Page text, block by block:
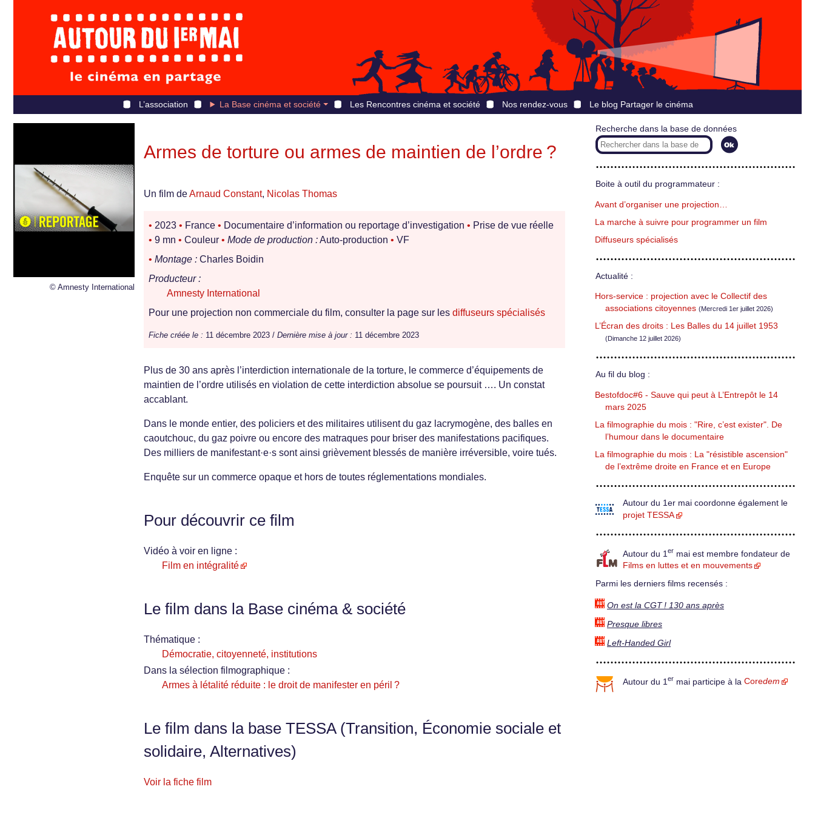
L’association La Base cinéma et société Les Rencontres cinéma et société Nos rendez-vous Le blog Partager le cinéma
© Amnesty International
Armes de torture ou armes de maintien de l’ordre ?
Un film deArnaud Constant, Nicolas Thomas
• 2023 • France • Documentaire d’information ou reportage d’investigation • Prise de vue réelle
• 9 mn • Couleur • Mode de production :Auto-production • VF
• Montage : Charles Boidin
Producteur :
Amnesty International
Pour une projection non commerciale du film, consulter la page sur les diffuseurs spécialisés
Fiche créée le : 11 décembre 2023 / Dernière mise à jour : 11 décembre 2023
Plus de 30 ans après l’interdiction internationale de la torture, le commerce d’équipements de
maintien de l’ordre utilisés en violation de cette interdiction absolue se poursuit …. Un constat
accablant.
Dans le monde entier, des policiers et des militaires utilisent du gaz lacrymogène, des balles en
caoutchouc, du gaz poivre ou encore des matraques pour briser des manifestations pacifiques.
Des milliers de manifestant·e·s sont ainsi grièvement blessés de manière irréversible, voire tués.
Enquête sur un commerce opaque et hors de toutes réglementations mondiales.
Pour découvrir ce film
Vidéo à voir en ligne :
Film en intégralité
Le film dans la Base cinéma & société
Thématique :
Démocratie, citoyenneté, institutions
Dans la sélection filmographique :
Armes à létalité réduite : le droit de manifester en péril ?
Le film dans la base TESSA (Transition, Économie sociale et
solidaire, Alternatives)
Voir la fiche film
Recherche dans la base de données
Boite à outil du programmateur :
Avant d’organiser une projection…
La marche à suivre pour programmer un film
Diffuseurs spécialisés
Actualité :
Hors-service : projection avec le Collectif des
associations citoyennes (Mercredi 1er juillet 2026)
L’Écran des droits : Les Balles du 14 juillet 1953
(Dimanche 12 juillet 2026)
Au fil du blog :
Bestofdoc#6 - Sauve qui peut à L’Entrepôt le 14
mars 2025
La filmographie du mois : "Rire, c’est exister". De
l’humour dans le documentaire
La filmographie du mois : La "résistible ascension"
de l’extrême droite en France et en Europe
Autour du 1er mai coordonne également le
projet TESSA
Autour du 1 er mai est membre fondateur de
Films en luttes et en mouvements
Parmi les derniers films recensés :
On est la CGT ! 130 ans après
Presque libres
Left-Handed Girl
Autour du 1 er mai participe à la Coredem